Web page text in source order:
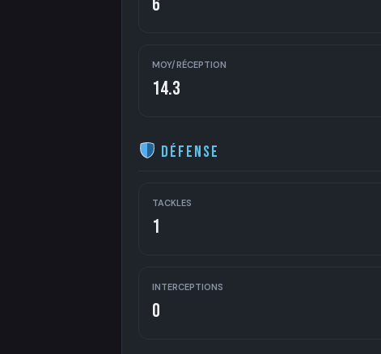
MOY/RÉCEPTION
14.3
Défense
TACKLES
1
INTERCEPTIONS
0